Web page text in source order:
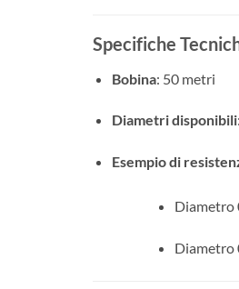
Specifiche
Bobina: 50 metri
Diametri disponibili
Esempio di
Diametro
Diametro